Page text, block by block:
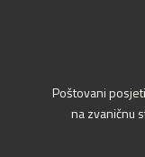
Poštovani
na zvaničnu